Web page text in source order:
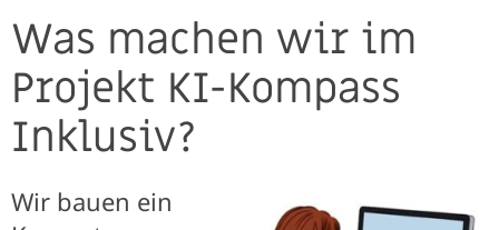
Was machen wir im
Projekt KI-Kompass
Inklusiv?
Wir bauen ein